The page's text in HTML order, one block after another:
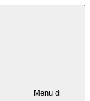
Menu di